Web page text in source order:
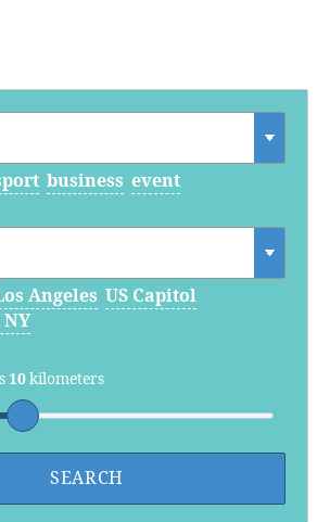
business event
Angeles US Capitol
10kilometers